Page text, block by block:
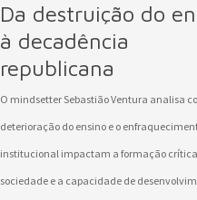
Da destruição do
à decadência
republicana
O mindsetter Sebastião Ventura analisa
deterioração do ensino e o
institucional impactam a formação
sociedade e a capacidade de